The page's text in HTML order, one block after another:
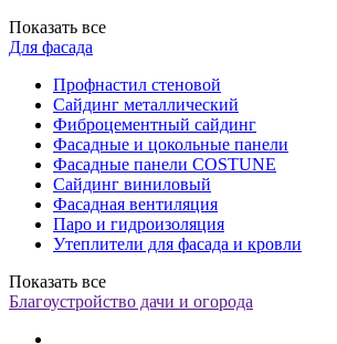
Показать все
Для фасада
Профнастил стеновой
Сайдинг металлический
Фиброцементный сайдинг
Фасадные и цокольные панели
Фасадные панели COSTUNE
Сайдинг виниловый
Фасадная вентиляция
Паро и гидроизоляция
Утеплители для фасада и кровли
Показать все
Благоустройство дачи и огорода